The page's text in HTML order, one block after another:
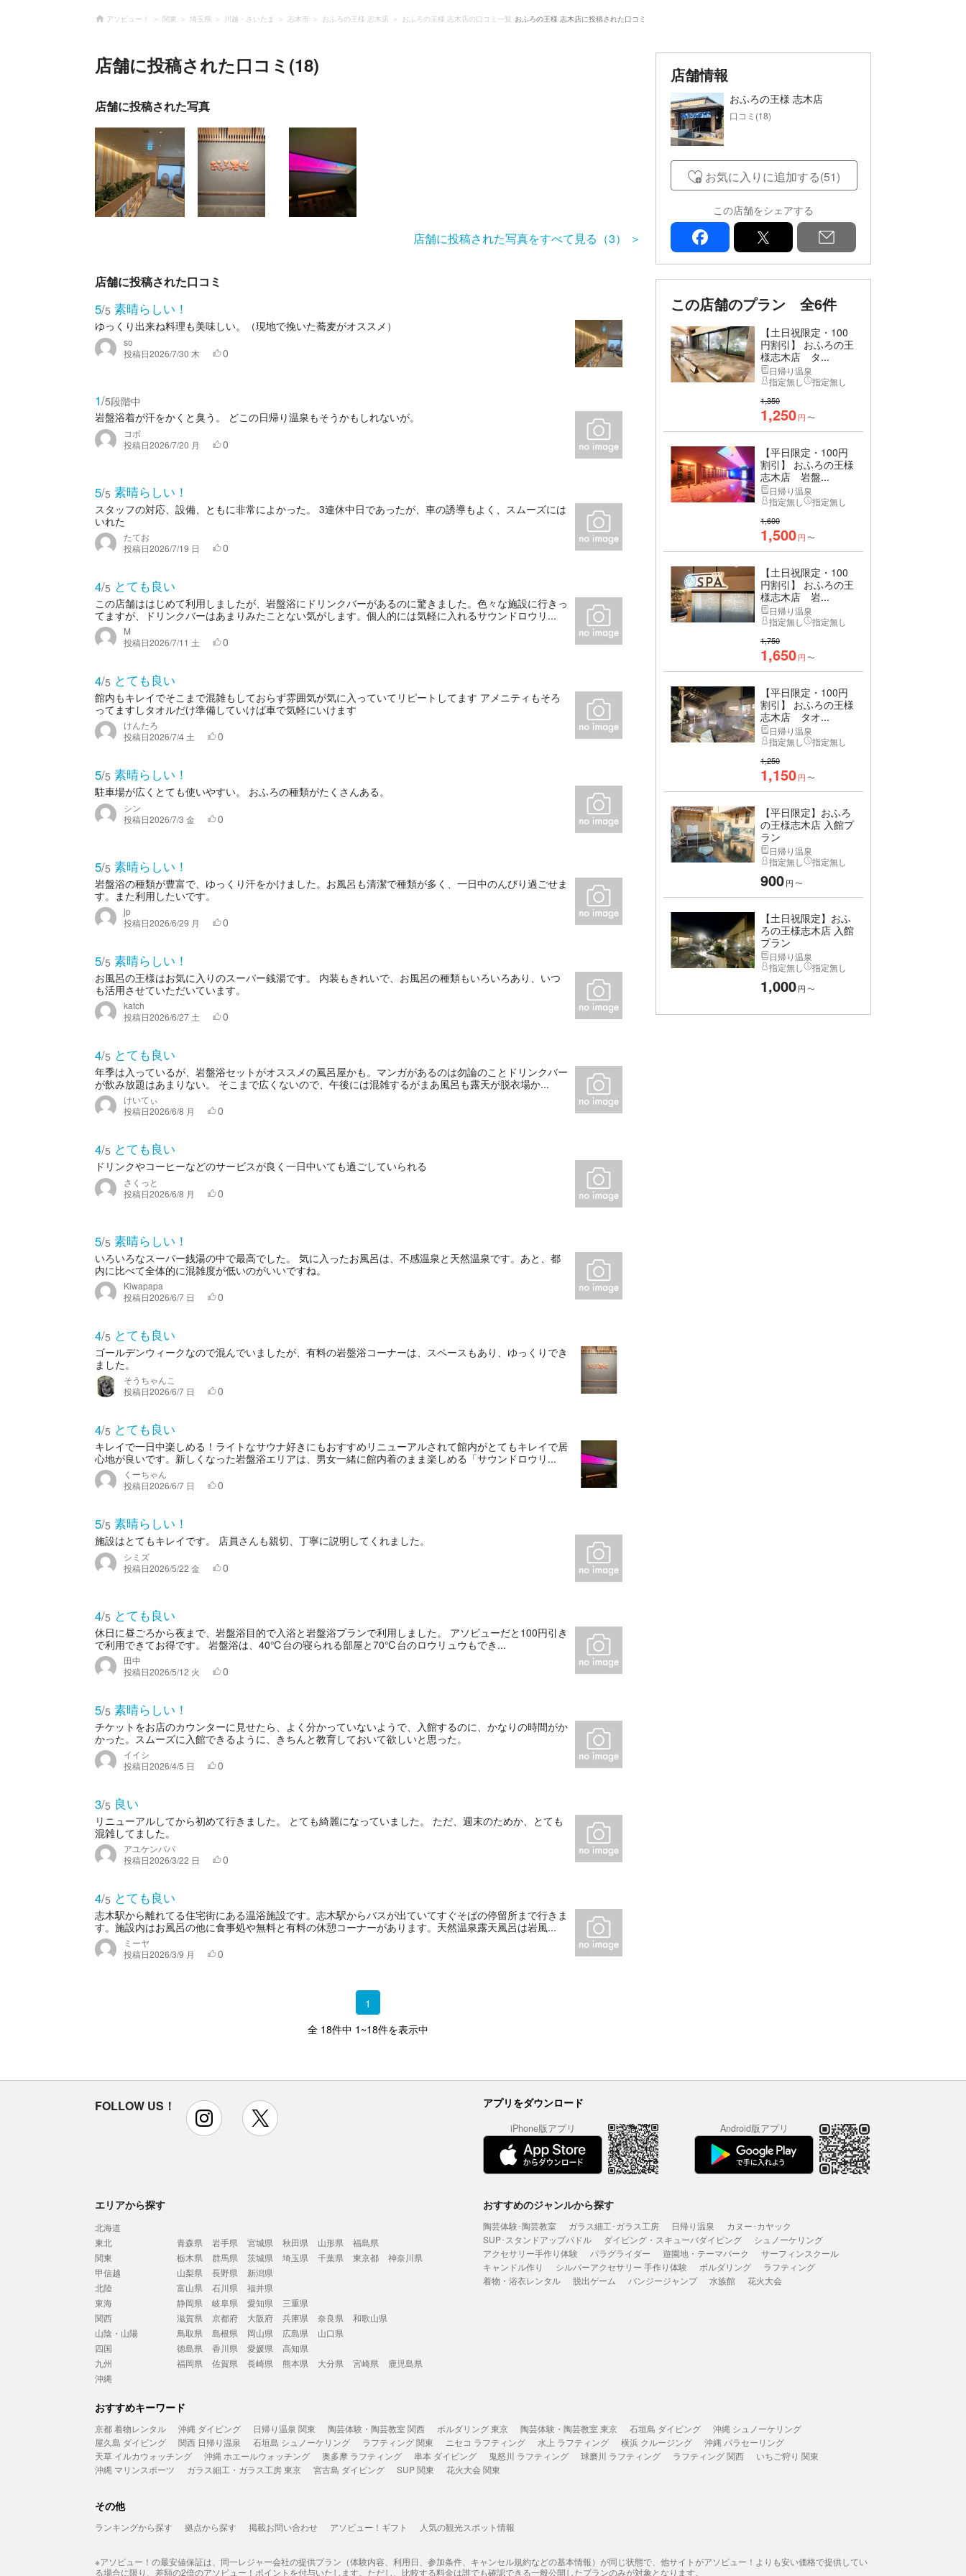
アソビュー！ 関東 埼玉県 川越・さいたま 志木市 おふろの王様 志木店 おふろの王様 志木店の口コミ一覧 おふろの王様 志木店に投稿された口コミ
店舗に投稿された口コミ(18)
店舗に投稿された写真
店舗に投稿された写真をすべて見る（3）
店舗に投稿された口コミ
5/5 素晴らしい！
ゆっくり出来ね料理も美味しい。（現地で挽いた蕎麦がオススメ）
so
投稿日2026/7/30 木 0
1/5段階中
岩盤浴着が汗をかくと臭う。 どこの日帰り温泉もそうかもしれないが。
コボ
投稿日2026/7/20 月 0
5/5 素晴らしい！
スタッフの対応、設備、ともに非常によかった。 3連休中日であったが、車の誘導もよく、スムーズには
いれた
たてお
投稿日2026/7/19 日 0
4/5 とても良い
この店舗ははじめて利用しましたが、岩盤浴にドリンクバーがあるのに驚きました。色々な施設に行きっ
てますが、ドリンクバーはあまりみたことない気がします。個人的には気軽に入れるサウンドロウリ...
M
投稿日2026/7/11 土 0
4/5 とても良い
館内もキレイでそこまで混雑もしておらず雰囲気が気に入っていてリピートしてます アメニティもそろ
ってますしタオルだけ準備していけば車で気軽にいけます
けんたろ
投稿日2026/7/4 土 0
5/5 素晴らしい！
駐車場が広くとても使いやすい。 おふろの種類がたくさんある。
シン
投稿日2026/7/3 金 0
5/5 素晴らしい！
岩盤浴の種類が豊富で、ゆっくり汗をかけました。お風呂も清潔で種類が多く、一日中のんびり過ごせま
す。また利用したいです。
jp
投稿日2026/6/29 月 0
5/5 素晴らしい！
お風呂の王様はお気に入りのスーパー銭湯です。 内装もきれいで、お風呂の種類もいろいろあり、いつ
も活用させていただいています。
katch
投稿日2026/6/27 土 0
4/5 とても良い
年季は入っているが、岩盤浴セットがオススメの風呂屋かも。マンガがあるのは勿論のことドリンクバー
が飲み放題はあまりない。 そこまで広くないので、午後には混雑するがまあ風呂も露天が脱衣場か...
けいてぃ
投稿日2026/6/8 月 0
4/5 とても良い
ドリンクやコーヒーなどのサービスが良く一日中いても過ごしていられる
さくっと
投稿日2026/6/8 月 0
5/5 素晴らしい！
いろいろなスーパー銭湯の中で最高でした。 気に入ったお風呂は、不感温泉と天然温泉です。あと、都
内に比べて全体的に混雑度が低いのがいいですね。
Kiwapapa
投稿日2026/6/7 日 0
4/5 とても良い
ゴールデンウィークなので混んでいましたが、有料の岩盤浴コーナーは、スペースもあり、ゆっくりでき
ました。
そうちゃんこ
投稿日2026/6/7 日 0
4/5 とても良い
キレイで一日中楽しめる！ライトなサウナ好きにもおすすめリニューアルされて館内がとてもキレイで居
心地が良いです。新しくなった岩盤浴エリアは、男女一緒に館内着のまま楽しめる「サウンドロウリ...
くーちゃん
投稿日2026/6/7 日 0
5/5 素晴らしい！
施設はとてもキレイです。 店員さんも親切、丁寧に説明してくれました。
シミズ
投稿日2026/5/22 金 0
4/5 とても良い
休日に昼ごろから夜まで、岩盤浴目的で入浴と岩盤浴プランで利用しました。 アソビューだと100円引き
で利用できてお得です。 岩盤浴は、40℃台の寝られる部屋と70℃台のロウリュウもでき...
田中
投稿日2026/5/12 火 0
5/5 素晴らしい！
チケットをお店のカウンターに見せたら、よく分かっていないようで、入館するのに、かなりの時間がか
かった。スムーズに入館できるように、きちんと教育しておいて欲しいと思った。
イイシ
投稿日2026/4/5 日 0
3/5 良い
リニューアルしてから初めて行きました。 とても綺麗になっていました。 ただ、週末のためか、とても
混雑してました。
アユケンパパ
投稿日2026/3/22 日 0
4/5 とても良い
志木駅から離れてる住宅街にある温浴施設です。志木駅からバスが出ていてすぐそばの停留所まで行きま
す。施設内はお風呂の他に食事処や無料と有料の休憩コーナーがあります。天然温泉露天風呂は岩風...
ミーヤ
投稿日2026/3/9 月 0
1
全 18件中 1~18件を表示中
店舗情報
おふろの王様 志木店
口コミ(18)
お気に入りに追加する(51)
この店舗をシェアする
facebook
この店舗のプラン 全6件
【土日祝限定・100
円割引】 おふろの王
様志木店 タ...
日帰り温泉
指定無し
指定無し
1,350
1,250円 〜
【平日限定・100円
割引】 おふろの王様
志木店 岩盤...
日帰り温泉
指定無し
指定無し
1,600
1,500円 〜
【土日祝限定・100
円割引】 おふろの王
様志木店 岩...
日帰り温泉
指定無し
指定無し
1,750
1,650円 〜
【平日限定・100円
割引】 おふろの王様
志木店 タオ...
日帰り温泉
指定無し
指定無し
1,250
1,150円 〜
【平日限定】おふろ
の王様志木店 入館プ
ラン
日帰り温泉
指定無し
指定無し
900円 〜
【土日祝限定】おふ
ろの王様志木店 入館
プラン
日帰り温泉
指定無し
指定無し
1,000円 〜
FOLLOW US！ instagram アプリをダウンロード
iPhone版アプリ Android版アプリ
エリアから探す
北海道
東北
青森県 岩手県 宮城県 秋田県 山形県
福島県
関東
栃木県 群馬県 茨城県 埼玉県 千葉県 東京都
神奈川県
甲信越
山梨県 長野県
新潟県
北陸
富山県 石川県
福井県
東海
静岡県 岐阜県 愛知県
三重県
関西
滋賀県 京都府 大阪府 兵庫県 奈良県
和歌山県
山陰・山陽
鳥取県 島根県 岡山県 広島県
山口県
四国
徳島県 香川県 愛媛県
高知県
九州
福岡県 佐賀県 長崎県 熊本県 大分県 宮崎県
鹿児島県
沖縄
おすすめのジャンルから探す
陶芸体験･陶芸教室 ガラス細工･ガラス工房 日帰り温泉
カヌー･カヤック
SUP･スタンドアップパドル
ダイビング・スキューバダイビング
シュノーケリング
アクセサリー手作り体験
パラグライダー 遊園地・テーマパーク
サーフィンスクール
キャンドル作り
シルバーアクセサリー 手作り体験 ボルダリング
ラフティング
着物・浴衣レンタル
脱出ゲーム バンジージャンプ 水族館 花火大会
おすすめキーワード
京都 着物レンタル 沖縄 ダイビング 日帰り温泉 関東 陶芸体験・陶芸教室 関西 ボルダリング 東京 陶芸体験・陶芸教室 東京 石垣島 ダイビング
沖縄 シュノーケリング
屋久島 ダイビング
関西 日帰り温泉 石垣島 シュノーケリング ラフティング 関東 ニセコ ラフティング 水上 ラフティング 横浜 クルージング
沖縄 パラセーリング
天草 イルカウォッチング
沖縄 ホエールウォッチング 奥多摩 ラフティング 串本 ダイビング 鬼怒川 ラフティング 球磨川 ラフティング ラフティング 関西
いちご狩り 関東
沖縄 マリンスポーツ
ガラス細工・ガラス工房 東京 宮古島 ダイビング SUP 関東 花火大会 関東
その他
ランキングから探す 拠点から探す 掲載お問い合わせ アソビュー！ギフト 人気の観光スポット情報
※アソビュー！の最安値保証は、同一レジャー会社の提供プラン（体験内容、利用日、参加条件、キャンセル規約などの基本情報）が同じ状態で、他サイトがアソビュー！よりも安い価格で提供してい
る場合に限り、差額の2倍のアソビュー！ポイントを付与いたします。ただし、比較する料金は誰でも確認できる一般公開したプランのみが対象となります。